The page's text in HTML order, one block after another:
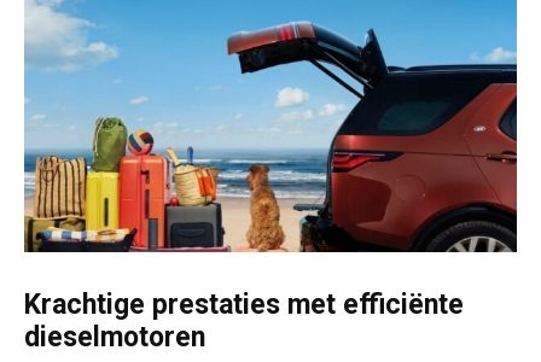
Krachtige prestaties met efficiënte
dieselmotoren